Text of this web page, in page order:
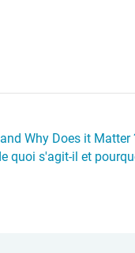
Why Does it Matter
quoi s'agit-il et